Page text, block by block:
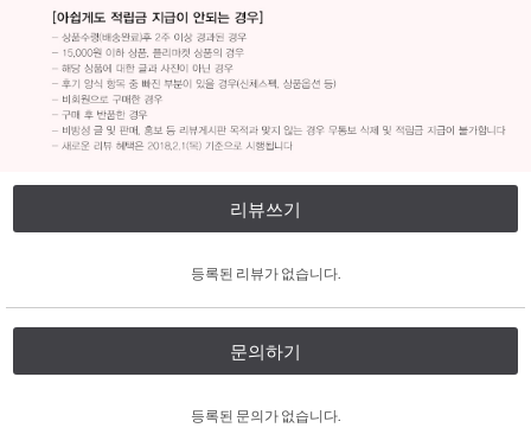
리뷰쓰기
등록된 리뷰가 없습니다.
문의하기
등록된 문의가 없습니다.